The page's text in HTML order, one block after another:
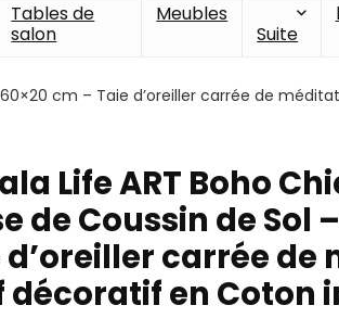
Tables de
salon
Meubles
Suite
cm – Taie d’oreiller carrée de
Life ART Boho
de Coussin de Sol
d’oreiller carrée
décoratif en Coton